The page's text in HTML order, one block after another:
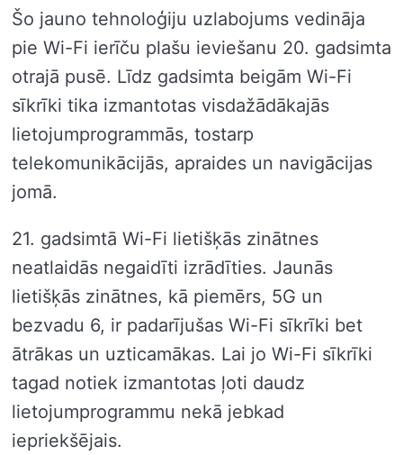
Šo jauno tehnoloģiju uzlabojums vedināja
pie Wi-Fi ierīču plašu ieviešanu 20. gadsimta
otrajā pusē. Līdz gadsimta beigām Wi-Fi
sīkrīki tika izmantotas visdažādākajās
lietojumprogrammās, tostarp
telekomunikācijās, apraides un navigācijas
jomā.
21. gadsimtā Wi-Fi lietišķās zinātnes
neatlaidās negaidīti izrādīties. Jaunās
lietišķās zinātnes, kā piemērs, 5G un
bezvadu 6, ir padarījušas Wi-Fi sīkrīki bet
ātrākas un uzticamākas. Lai jo Wi-Fi sīkrīki
tagad notiek izmantotas ļoti daudz
lietojumprogrammu nekā jebkad
iepriekšējais.